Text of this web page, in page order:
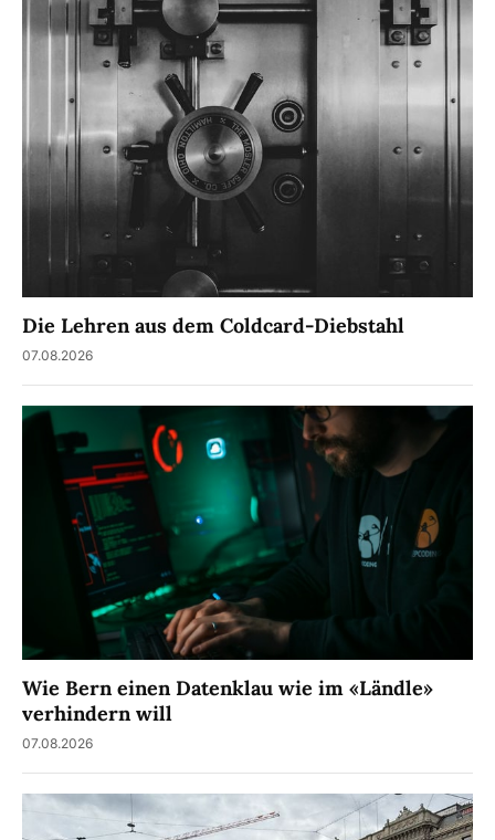
Die Lehren aus dem Coldcard-Diebstahl
07.08.2026
Wie Bern einen Datenklau wie im «Ländle»
verhindern will
07.08.2026